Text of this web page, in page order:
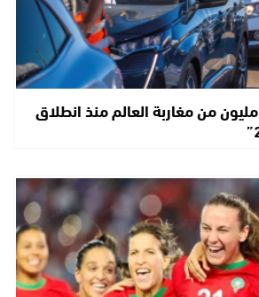
دخول أزيد من 2,7 مليون من مغاربة العالم منذ انطلاق